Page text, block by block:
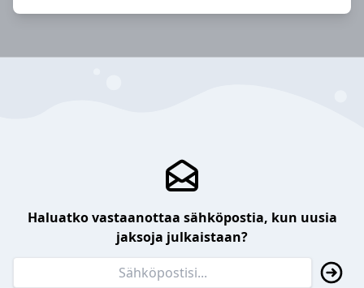
Haluatko vastaanottaa sähköpostia, kun uusia
jaksoja julkaistaan?